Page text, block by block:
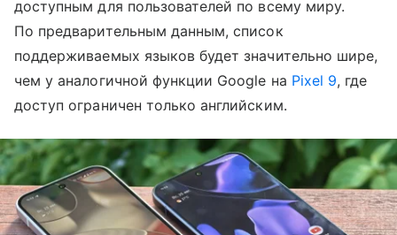
доступным для пользователей по всему миру.
По предварительным данным, список
поддерживаемых языков будет значительно шире,
чем у аналогичной функции Google на Pixel 9, где
доступ ограничен только английским.